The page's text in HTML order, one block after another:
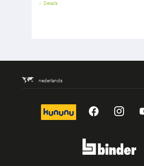
Details
nederlands
kununu Facebook